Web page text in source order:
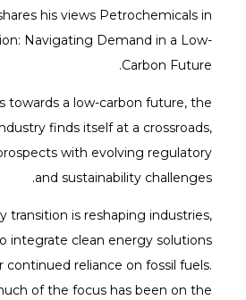
his views Petrochemicals in
Navigating Demand in a Low-
Carbon Future.
towards a low-carbon future, the
finds itself at a crossroads,
with evolving regulatory
and sustainability challenges.
transition is reshaping industries,
integrate clean energy solutions
continued reliance on fossil fuels.
of the focus has been on the